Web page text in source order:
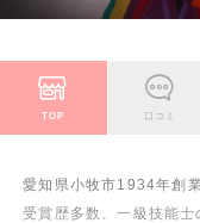
TOP 口コミ
愛知県小牧市1934年創業
受賞歴多数、一級技能